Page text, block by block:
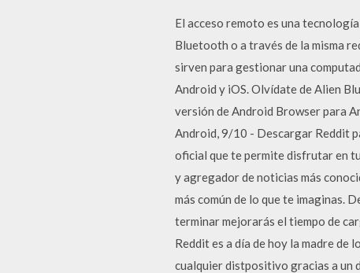
El acceso remoto es una
Bluetooth o a través de la misma
sirven para gestionar una
Android y iOS. Olvídate de Alien
versión de Android Browser para
Android, 9/10 - Descargar Reddit
oficial que te permite disfrutar en
y agregador de noticias más
más común de lo que te imaginas.
terminar mejorarás el tiempo de
Reddit es a día de hoy la madre de
cualquier distpositivo gracias a un